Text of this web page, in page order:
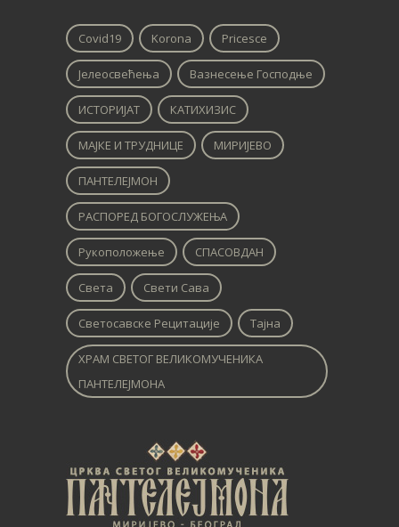
Covid19 Korona Pricesce
Јелеосвећења Вазнесење Господње
ИСТОРИЈАТ КАТИХИЗИС
МАЈКЕ И ТРУДНИЦЕ МИРИЈЕВО
ПАНТЕЛЕЈМОН
РАСПОРЕД БОГОСЛУЖЕЊА
Рукоположење СПАСОВДАН
Света Свети Сава
Светосавске Рецитације Тајна
ХРАМ СВЕТОГ ВЕЛИКОМУЧЕНИКА
ПАНТЕЛЕЈМОНА